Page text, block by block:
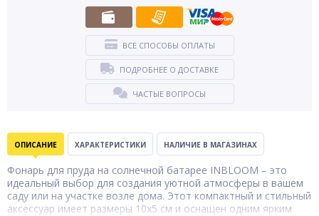
ВСЕ СПОСОБЫ ОПЛАТЫ
ПОДРОБНЕЕ О ДОСТАВКЕ
ЧАСТЫЕ ВОПРОСЫ
ОПИСАНИЕ ХАРАКТЕРИСТИКИ НАЛИЧИЕ В МАГАЗИНАХ
Фонарь для пруда на солнечной батарее INBLOOM – это
идеальный выбор для создания уютной атмосферы в вашем
саду или на участке возле дома. Этот компактный и стильный
аксессуар имеет размеры 10x5 см и оснащен одним ярким